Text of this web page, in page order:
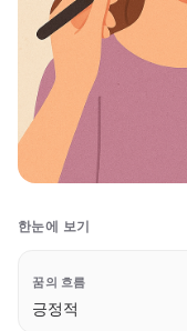
한눈에 보기
꿈의 흐름
긍정적